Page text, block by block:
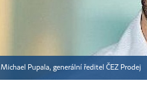
Michael Pupala, generální ředitel ČEZ Prodej